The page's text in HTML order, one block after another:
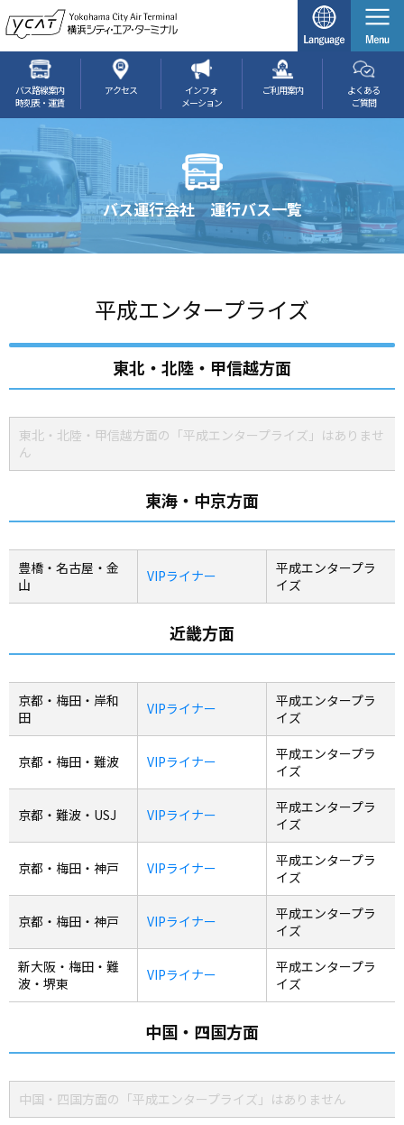
バス路線案内
時刻表・運賃
アクセス
インフォ
メーション
ご利用案内
よくある
ご質問
バス運行会社 運行バス一覧
平成エンタープライズ
東北・北陸・甲信越方面
東北・北陸・甲信越方面の「平成エンタープライズ」はありませ
ん
東海・中京方面
豊橋・名古屋・金
山
VIPライナー
平成エンタープラ
イズ
近畿方面
京都・梅田・岸和
田
VIPライナー
平成エンタープラ
イズ
京都・梅田・難波 VIPライナー
平成エンタープラ
イズ
京都・難波・USJ VIPライナー
平成エンタープラ
イズ
京都・梅田・神戸 VIPライナー
平成エンタープラ
イズ
京都・梅田・神戸 VIPライナー
平成エンタープラ
イズ
新大阪・梅田・難
波・堺東
VIPライナー
平成エンタープラ
イズ
中国・四国方面
中国・四国方面の「平成エンタープライズ」はありません